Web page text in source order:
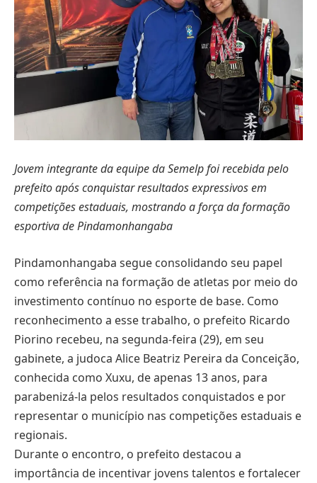
Jovem integrante da equipe da Semelp foi recebida pelo
prefeito após conquistar resultados expressivos em
competições estaduais, mostrando a força da formação
esportiva de Pindamonhangaba
Pindamonhangaba segue consolidando seu papel
como referência na formação de atletas por meio do
investimento contínuo no esporte de base. Como
reconhecimento a esse trabalho, o prefeito Ricardo
Piorino recebeu, na segunda-feira (29), em seu
gabinete, a judoca Alice Beatriz Pereira da Conceição,
conhecida como Xuxu, de apenas 13 anos, para
parabenizá-la pelos resultados conquistados e por
representar o município nas competições estaduais e
regionais.
Durante o encontro, o prefeito destacou a
importância de incentivar jovens talentos e fortalecer